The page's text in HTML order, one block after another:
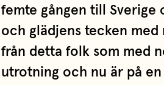
femte gången till
och glädjens tecken
från detta folk som med
utrotning och nu är på